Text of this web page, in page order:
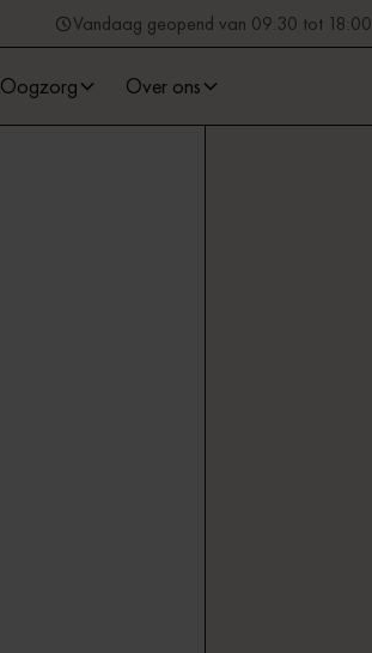
Vandaag geopend van 09:30 tot 18:00
Oogzorg Over ons